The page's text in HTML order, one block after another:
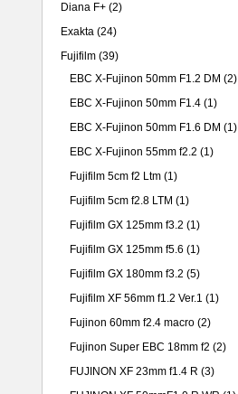
Diana F+ (2)
Exakta (24)
Fujifilm (39)
EBC X-Fujinon 50mm F1.2 DM (2)
EBC X-Fujinon 50mm F1.4 (1)
EBC X-Fujinon 50mm F1.6 DM (1)
EBC X-Fujinon 55mm f2.2 (1)
Fujifilm 5cm f2 Ltm (1)
Fujifilm 5cm f2.8 LTM (1)
Fujifilm GX 125mm f3.2 (1)
Fujifilm GX 125mm f5.6 (1)
Fujifilm GX 180mm f3.2 (5)
Fujifilm XF 56mm f1.2 Ver.1 (1)
Fujinon 60mm f2.4 macro (2)
Fujinon Super EBC 18mm f2 (2)
FUJINON XF 23mm f1.4 R (3)